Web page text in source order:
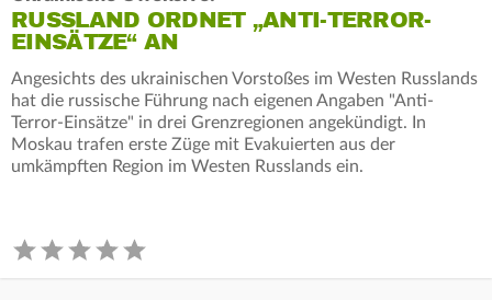
RUSSLAND ORDNET „ANTI-TERROR-
EINSÄTZE“ AN
Angesichts des ukrainischen Vorstoßes im Westen Russlands
hat die russische Führung nach eigenen Angaben "Anti-
Terror-Einsätze" in drei Grenzregionen angekündigt. In
Moskau trafen erste Züge mit Evakuierten aus der
umkämpften Region im Westen Russlands ein.